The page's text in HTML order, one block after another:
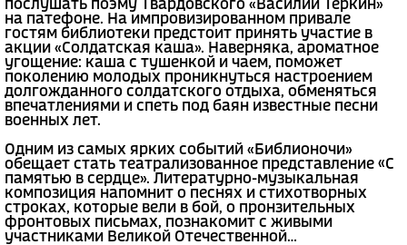
послушать поэму Твардовского «Василий Теркин»
на патефоне. На импровизированном привале
гостям библиотеки предстоит принять участие в
акции «Солдатская каша». Наверняка, ароматное
угощение: каша с тушенкой и чаем, поможет
поколению молодых проникнуться настроением
долгожданного солдатского отдыха, обменяться
впечатлениями и спеть под баян известные песни
военных лет.
Одним из самых ярких событий «Библионочи»
обещает стать театрализованное представление «С
памятью в сердце». Литературно-музыкальная
композиция напомнит о песнях и стихотворных
строках, которые вели в бой, о пронзительных
фронтовых письмах, познакомит с живыми
участниками Великой Отечественной...